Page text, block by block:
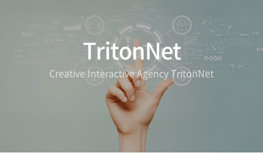
TritonNet
Creative Interactive Agency TritonNet